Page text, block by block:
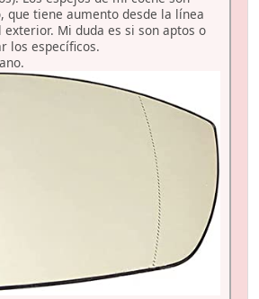
que tiene aumento desde la línea
exterior. Mi duda es si son aptos o
los específicos.